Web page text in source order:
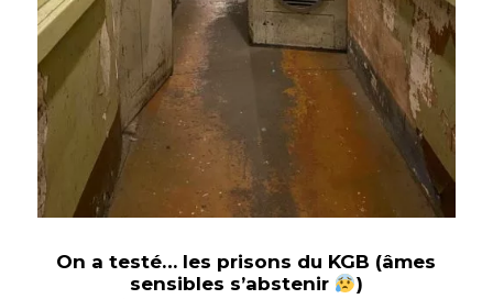
On a testé… les prisons du KGB (âmes
sensibles s’abstenir
)